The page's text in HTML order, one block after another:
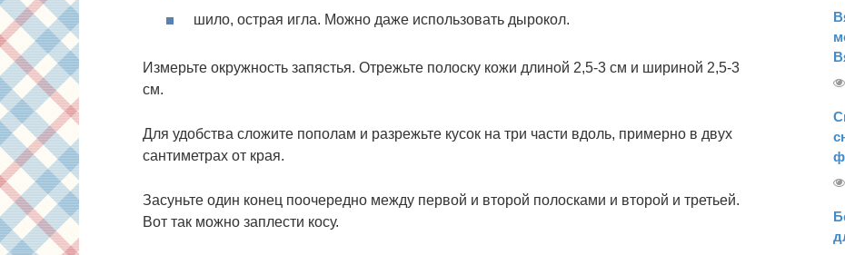
шило, острая игла. Можно даже использовать дырокол.
Измерьте окружность запястья. Отрежьте полоску кожи длиной 2,5-3 см и шириной 2,5-3
см.
Для удобства сложите пополам и разрежьте кусок на три части вдоль, примерно в двух
сантиметрах от края.
Засуньте один конец поочередно между первой и второй полосками и второй и третьей.
Вот так можно заплести косу.